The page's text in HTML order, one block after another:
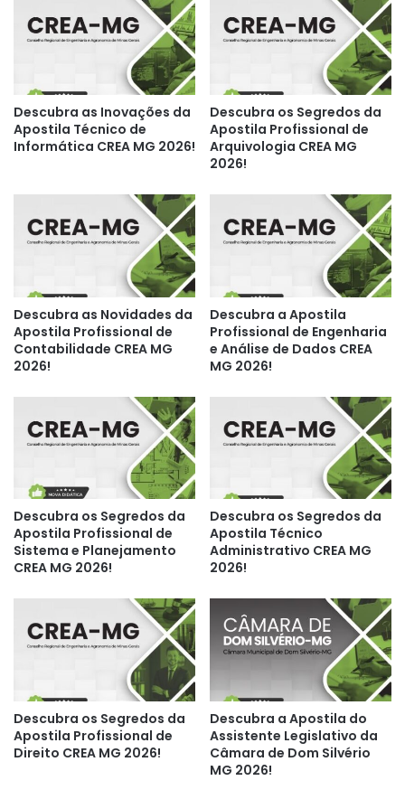
Descubra as Inovações da
Apostila Técnico de
Informática CREA MG 2026!
Descubra os Segredos da
Apostila Profissional de
Arquivologia CREA MG
2026!
Descubra as Novidades da
Apostila Profissional de
Contabilidade CREA MG
2026!
Descubra a Apostila
Profissional de Engenharia
e Análise de Dados CREA
MG 2026!
Descubra os Segredos da
Apostila Profissional de
Sistema e Planejamento
CREA MG 2026!
Descubra os Segredos da
Apostila Técnico
Administrativo CREA MG
2026!
Descubra os Segredos da
Apostila Profissional de
Direito CREA MG 2026!
Descubra a Apostila do
Assistente Legislativo da
Câmara de Dom Silvério
MG 2026!